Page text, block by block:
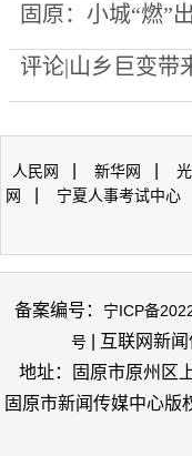
固原：小城“燃”
评论|山乡巨变带
人民网 新华网
网
宁夏人事考试中心
备案编号： 宁ICP备
号 | 互联网新
地址：固原市原州区
固原市新闻传媒中心